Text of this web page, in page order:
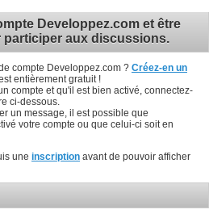
Developpez.com et être
aux discussions.
compte Developpez.com ? Créez-en un
entièrement gratuit !
compte et qu'il est bien activé, connectez-
ci-dessous.
un message, il est possible que
votre compte ou que celui-ci soit en
une inscription avant de pouvoir afficher